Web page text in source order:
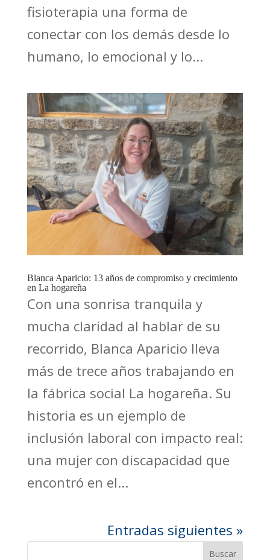
fisioterapia una forma de
conectar con los demás desde lo
humano, lo emocional y lo...
Blanca Aparicio: 13 años de compromiso y crecimiento
en La hogareña
Con una sonrisa tranquila y
mucha claridad al hablar de su
recorrido, Blanca Aparicio lleva
más de trece años trabajando en
la fábrica social La hogareña. Su
historia es un ejemplo de
inclusión laboral con impacto real:
una mujer con discapacidad que
encontró en el...
Entradas siguientes »
Buscar